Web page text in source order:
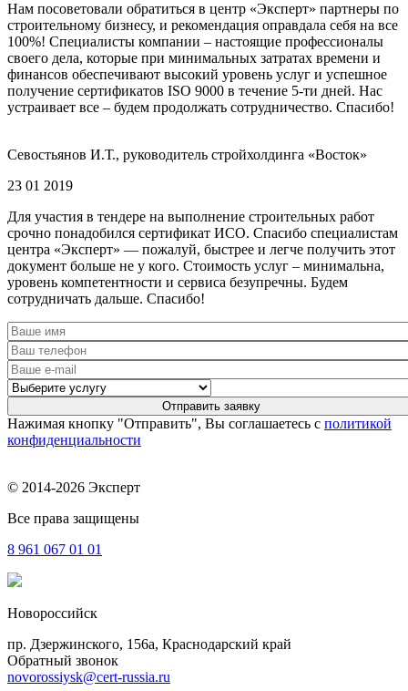
Нам посоветовали обратиться в центр «Эксперт» партнеры по
строительному бизнесу, и рекомендация оправдала себя на все
100%! Специалисты компании – настоящие профессионалы
своего дела, которые при минимальных затратах времени и
финансов обеспечивают высокий уровень услуг и успешное
получение сертификатов ISO 9000 в течение 5-ти дней. Нас
устраивает все – будем продолжать сотрудничество. Спасибо!
Севостьянов И.Т., руководитель стройхолдинга «Восток»
23 01 2019
Для участия в тендере на выполнение строительных работ
срочно понадобился сертификат ИСО. Спасибо специалистам
центра «Эксперт» — пожалуй, быстрее и легче получить этот
документ больше не у кого. Стоимость услуг – минимальна,
уровень компетентности и сервиса безупречны. Будем
сотрудничать дальше. Спасибо!
Нажимая кнопку "Отправить", Вы соглашаетесь с политикой
конфиденциальности
© 2014-2026 Эксперт
Все права защищены
8 961 067 01 01
Новороссийск
пр. Дзержинского, 156a, Краснодарский край
Обратный звонок
novorossiysk@cert-russia.ru